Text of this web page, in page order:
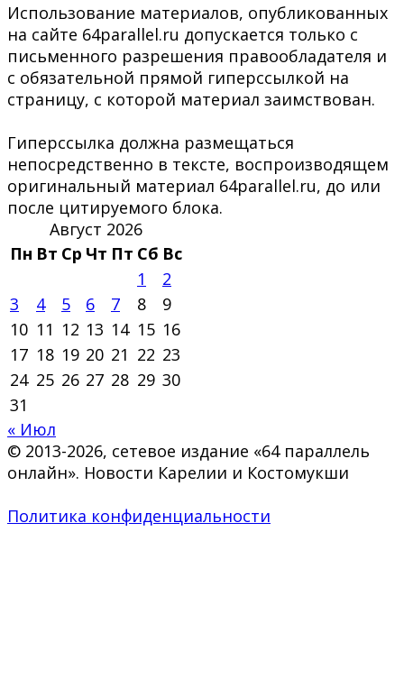
Использование материалов, опубликованных
на сайте 64parallel.ru допускается только с
письменного разрешения правообладателя и
с обязательной прямой гиперссылкой на
страницу, с которой материал заимствован.
Гиперссылка должна размещаться
непосредственно в тексте, воспроизводящем
оригинальный материал 64parallel.ru, до или
после цитируемого блока.
Август 2026
Пн Вт Ср Чт Пт Сб Вс
1
2
3
4 5 6 7 8
9
10 11 12 13 14 15 16
17 18 19 20 21 22 23
24 25 26 27 28 29 30
31
« Июл
© 2013-2026, сетевое издание «64 параллель
онлайн». Новости Карелии и Костомукши
Политика конфиденциальности